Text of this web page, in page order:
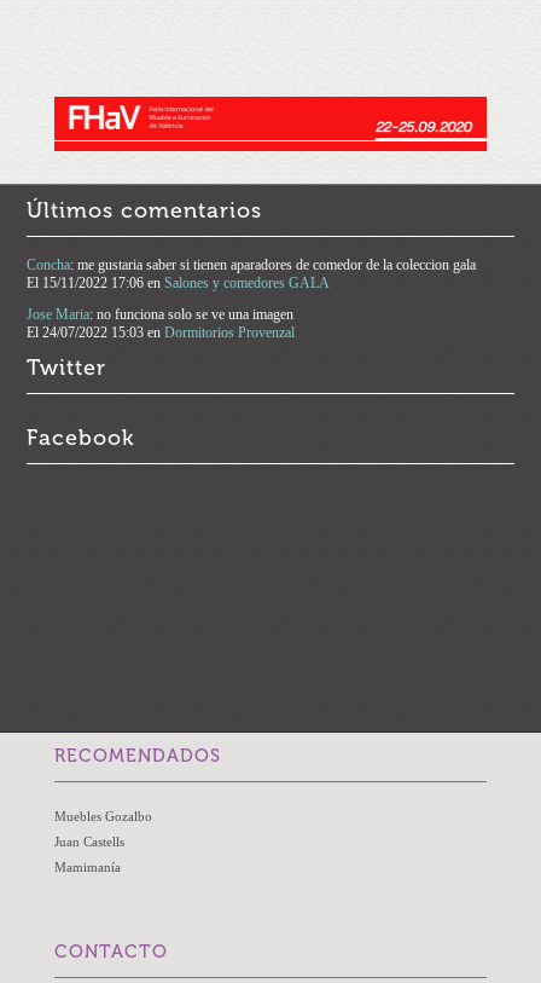
Últimos comentarios
Concha: me gustaria saber si tienen aparadores de comedor de la coleccion gala
El 15/11/2022 17:06 enSalones y comedores GALA
Jose Maria: no funciona solo se ve una imagen
El24/07/2022 15:03 enDormitorios Provenzal
Twitter
Facebook
RECOMENDADOS
Muebles Gozalbo
Juan Castells
Mamimanía
CONTACTO